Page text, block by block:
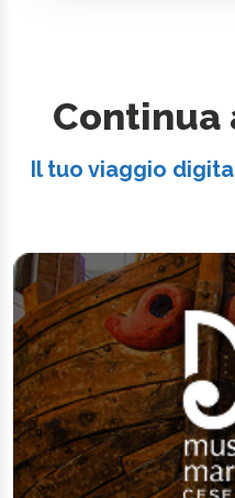
Continua
Il tuo viaggio